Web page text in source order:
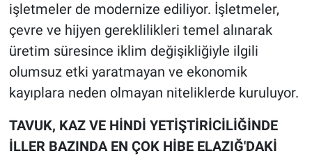
işletmeler de modernize ediliyor. İşletmeler,
çevre ve hijyen gereklilikleri temel alınarak
üretim süresince iklim değişikliğiyle ilgili
olumsuz etki yaratmayan ve ekonomik
kayıplara neden olmayan niteliklerde kuruluyor.
TAVUK, KAZ VE HİNDİ YETİŞTİRİCİLİĞİNDE
İLLER BAZINDA EN ÇOK HİBE ELAZIĞ'DAKİ